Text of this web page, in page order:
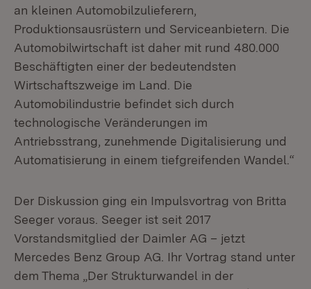
an kleinen Automobilzulieferern,
Produktionsausrüstern und Serviceanbietern. Die
Automobilwirtschaft ist daher mit rund 480.000
Beschäftigten einer der bedeutendsten
Wirtschaftszweige im Land. Die
Automobilindustrie befindet sich durch
technologische Veränderungen im
Antriebsstrang, zunehmende Digitalisierung und
Automatisierung in einem tiefgreifenden Wandel.“
Der Diskussion ging ein Impulsvortrag von Britta
Seeger voraus. Seeger ist seit 2017
Vorstandsmitglied der Daimler AG – jetzt
Mercedes Benz Group AG. Ihr Vortrag stand unter
dem Thema „Der Strukturwandel in der